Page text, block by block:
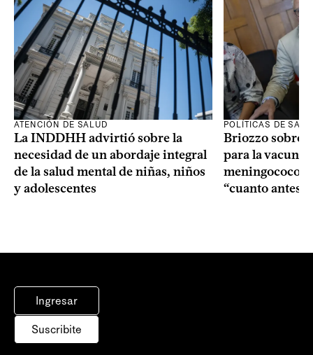
ATENCIÓN DE SALUD
La INDDHH advirtió sobre la
necesidad de un abordaje integral
de la salud mental de niñas, niños
y adolescentes
POLÍTICAS DE
Briozzo sobre
para la vacuna
meningococo:
“cuanto antes
Ingresar
Suscribite